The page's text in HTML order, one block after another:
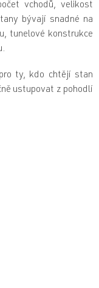
vchodů, velikost
bývají snadné na
tunelové konstrukce
ty, kdo chtějí stan
ustupovat z pohodlí